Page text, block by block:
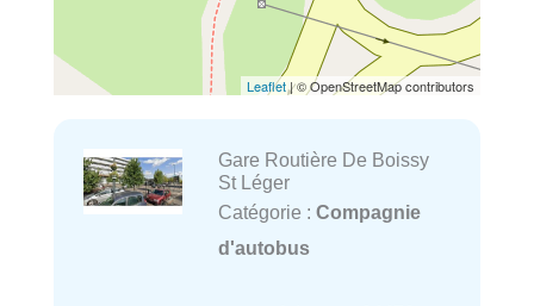
Leaflet| © OpenStreetMap contributors
Gare Routière De Boissy
St Léger
Catégorie : Compagnie
d'autobus